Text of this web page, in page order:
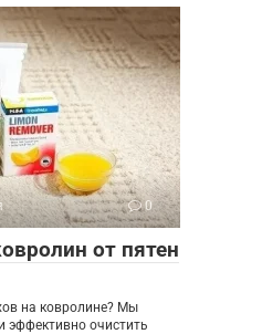
0
от пятен
на ковролине? Мы
эффективно очистить